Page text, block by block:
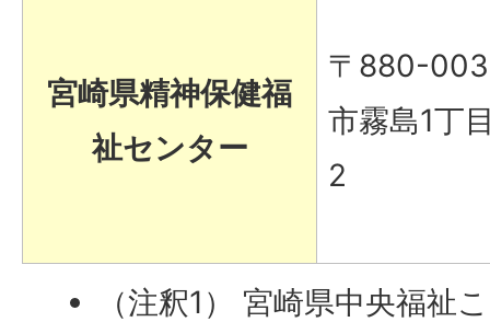
宮崎県精神保健福
祉センター
〒880-
市霧島1丁
2
（注釈1） 宮崎県中央福祉